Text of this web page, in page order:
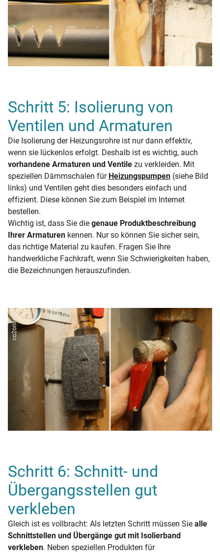
Schritt 5: Isolierung von
Ventilen und Armaturen
Die Isolierung der Heizungsrohre ist nur dann effektiv,
wenn sie lückenlos erfolgt. Deshalb ist es wichtig, auch
vorhandene Armaturen und Ventile zu verkleiden. Mit
speziellen Dämmschalen für Heizungspumpen (siehe Bild
links) und Ventilen geht dies besonders einfach und
effizient. Diese können Sie zum Beispiel im Internet
bestellen.
Wichtig ist, dass Sie die genaue Produktbeschreibung
Ihrer Armaturen kennen. Nur so können Sie sicher sein,
das richtige Material zu kaufen. Fragen Sie Ihre
handwerkliche Fachkraft, wenn Sie Schwierigkeiten haben,
die Bezeichnungen herauszufinden.
co2online
Schritt 6: Schnitt- und
Übergangsstellen gut
verkleben
Gleich ist es vollbracht: Als letzten Schritt müssen Sie alle
Schnittstellen und Übergänge gut mit Isolierband
verkleben. Neben speziellen Produkten für